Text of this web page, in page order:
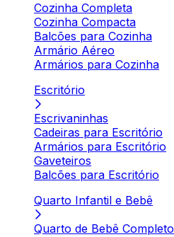
Cozinha Completa
Cozinha Compacta
Balcões para Cozinha
Armário Aéreo
Armários para Cozinha
Escritório
Escrivaninhas
Cadeiras para Escritório
Armários para Escritório
Gaveteiros
Balcões para Escritório
Quarto Infantil e Bebê
Quarto de Bebê Completo